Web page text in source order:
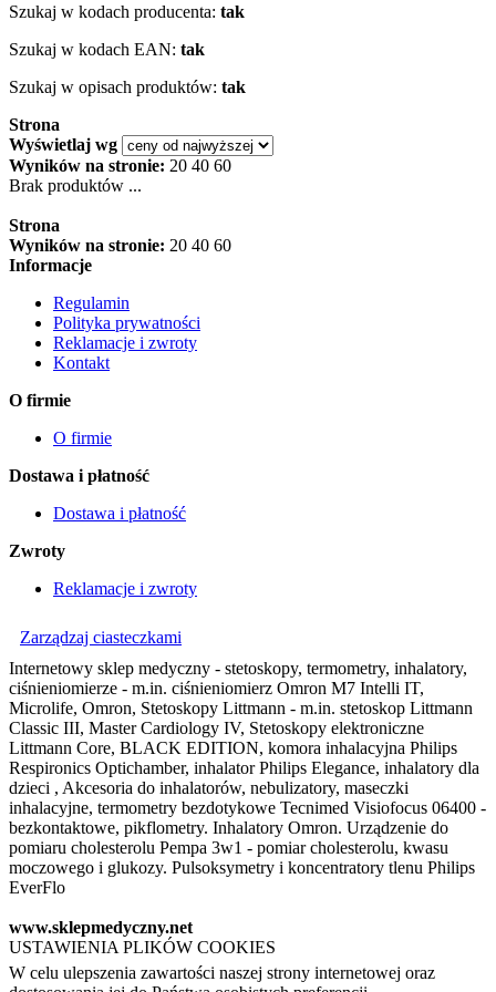
Szukaj w kodach producenta: tak
Szukaj w kodach EAN: tak
Szukaj w opisach produktów: tak
Strona
Wyświetlaj wg
Wyników na stronie: 20 40 60
Brak produktów ...
Strona
Wyników na stronie: 20 40 60
Informacje
Regulamin
Polityka prywatności
Reklamacje i zwroty
Kontakt
O firmie
O firmie
Dostawa i płatność
Dostawa i płatność
Zwroty
Reklamacje i zwroty
Zarządzaj ciasteczkami
Internetowy sklep medyczny - stetoskopy, termometry, inhalatory,
ciśnieniomierze - m.in. ciśnieniomierz Omron M7 Intelli IT,
Microlife, Omron, Stetoskopy Littmann - m.in. stetoskop Littmann
Classic III, Master Cardiology IV, Stetoskopy elektroniczne
Littmann Core, BLACK EDITION, komora inhalacyjna Philips
Respironics Optichamber, inhalator Philips Elegance, inhalatory dla
dzieci , Akcesoria do inhalatorów, nebulizatory, maseczki
inhalacyjne, termometry bezdotykowe Tecnimed Visiofocus 06400 -
bezkontaktowe, pikflometry. Inhalatory Omron. Urządzenie do
pomiaru cholesterolu Pempa 3w1 - pomiar cholesterolu, kwasu
moczowego i glukozy. Pulsoksymetry i koncentratory tlenu Philips
EverFlo
www.sklepmedyczny.net
USTAWIENIA PLIKÓW COOKIES
W celu ulepszenia zawartości naszej strony internetowej oraz